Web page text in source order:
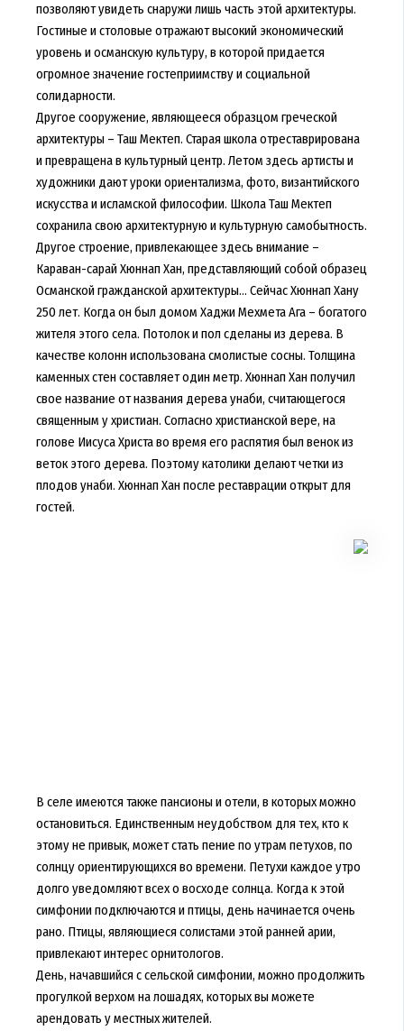
позволяют увидеть снаружи лишь часть этой архитектуры.
Гостиные и столовые отражают высокий экономический
уровень и османскую культуру, в которой придается
огромное значение гостеприимству и социальной
солидарности.
Другое сооружение, являющееся образцом греческой
архитектуры – Таш Мектеп. Старая школа отреставрирована
и превращена в культурный центр. Летом здесь артисты и
художники дают уроки ориентализма, фото, византийского
искусства и исламской философии. Школа Таш Мектеп
сохранила свою архитектурную и культурную самобытность.
Другое строение, привлекающее здесь внимание –
Караван-сарай Хюннап Хан, представляющий собой образец
Османской гражданской архитектуры... Сейчас Хюннап Хану
250 лет. Когда он был домом Хаджи Мехмета Ага – богатого
жителя этого села. Потолок и пол сделаны из дерева. В
качестве колонн использована смолистые сосны. Толщина
каменных стен составляет один метр. Хюннап Хан получил
свое название от названия дерева унаби, считающегося
священным у христиан. Согласно христианской вере, на
голове Иисуса Христа во время его распятия был венок из
веток этого дерева. Поэтому католики делают четки из
плодов унаби. Хюннап Хан после реставрации открыт для
гостей.
В селе имеются также пансионы и отели, в которых можно
остановиться. Единственным неудобством для тех, кто к
этому не привык, может стать пение по утрам петухов, по
солнцу ориентирующихся во времени. Петухи каждое утро
долго уведомляют всех о восходе солнца. Когда к этой
симфонии подключаются и птицы, день начинается очень
рано. Птицы, являющиеся солистами этой ранней арии,
привлекают интерес орнитологов.
День, начавшийся с сельской симфонии, можно продолжить
прогулкой верхом на лошадях, которых вы можете
арендовать у местных жителей.